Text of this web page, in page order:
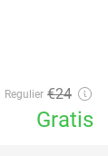
Regulier €24
Gratis